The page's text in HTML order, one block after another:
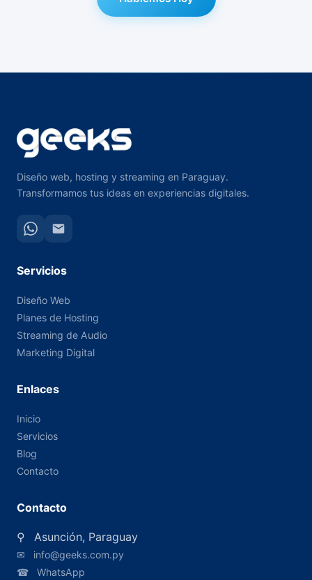
Diseño web, hosting y streaming en Paraguay.
Transformamos tus ideas en experiencias digitales.
Servicios
Diseño Web
Planes de Hosting
Streaming de Audio
Marketing Digital
Enlaces
Inicio
Servicios
Blog
Contacto
Contacto
⚲ Asunción, Paraguay
✉
info@geeks.com.py
☎
WhatsApp